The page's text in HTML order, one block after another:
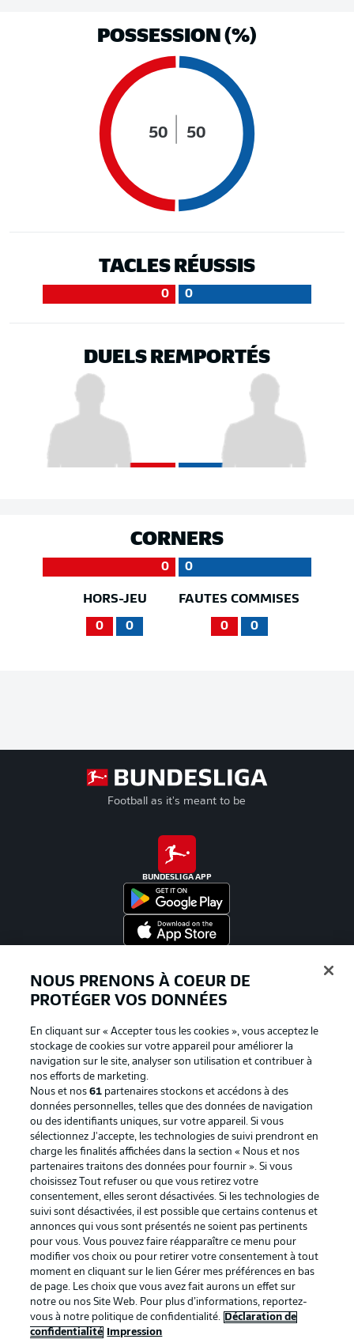
POSSESSION (%)
50 50
TACLES RÉUSSIS
0 0
DUELS REMPORTÉS
CORNERS
0 0
HORS-JEU
0 0
FAUTES COMMISES
0 0
Football as it's meant to be
BUNDESLIGA APP
La publicité Conditions d’utilisation des
Mentions Légales Gérer mes préférences
Déclaration de
confidentialité
Diffuseurs
Travaux Contact
Impression Joueurs
NOUS PRENONS À COEUR DE
PROTÉGER VOS DONNÉES
En cliquant sur « Accepter tous les cookies », vous acceptez le
stockage de cookies sur votre appareil pour améliorer la
navigation sur le site, analyser son utilisation et contribuer à
nos efforts de marketing.
Nous et nos61 partenaires stockons et accédons à des
données personnelles, telles que des données de navigation
ou des identifiants uniques, sur votre appareil. Si vous
sélectionnez J'accepte, les technologies de suivi prendront en
charge les finalités affichées dans la section « Nous et nos
partenaires traitons des données pour fournir ». Si vous
choisissez Tout refuser ou que vous retirez votre
consentement, elles seront désactivées. Si les technologies de
suivi sont désactivées, il est possible que certains contenus et
annonces qui vous sont présentés ne soient pas pertinents
pour vous. Vous pouvez faire réapparaître ce menu pour
modifier vos choix ou pour retirer votre consentement à tout
moment en cliquant sur le lien Gérer mes préférences en bas
de page. Les choix que vous avez fait aurons un effet sur
notre ou nos Site Web. Pour plus d’informations, reportez-
vous à notre politique de confidentialité.
Déclaration de
confidentialité
Impression